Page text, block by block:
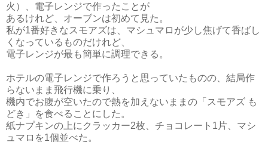
火）、電子レンジで作ったことが
あるけれど、オーブンは初めて見た。
私が1番好きなスモアズは、マシュマロが少し焦げて香ばし
くなっているものだけれど、
電子レンジが最も簡単に調理できる。
ホテルの電子レンジで作ろうと思っていたものの、結局作
らないまま飛行機に乗り、
機内でお腹が空いたので熱を加えないままの「スモアズ も
どき」を食べることにした。
紙ナプキンの上にクラッカー2枚、チョコレート1片、マシ
ュマロを1個並べた。